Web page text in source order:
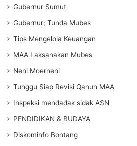
Gubernur Sumut
Gubernur; Tunda Mubes
Tips Mengelola Keuangan
MAA Laksanakan Mubes
Neni Moerneni
Tunggu Siap Revisi Qanun MAA
Inspeksi mendadak sidak ASN
PENDIDIKAN & BUDAYA
Diskominfo Bontang